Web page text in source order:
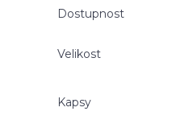
Dostupnost
Velikost
Kapsy